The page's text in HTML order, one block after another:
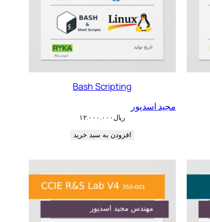
Bash Scripting
مجید اسدپور
ریال ۱۲.۰۰۰.۰۰۰
افزودن به سبد خرید